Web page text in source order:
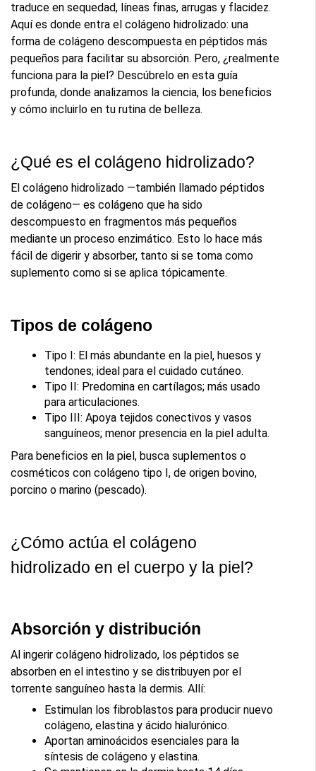
traduce en sequedad, líneas finas, arrugas y flacidez.
Aquí es donde entra el colágeno hidrolizado: una
forma de colágeno descompuesta en péptidos más
pequeños para facilitar su absorción. Pero, ¿realmente
funciona para la piel? Descúbrelo en esta guía
profunda, donde analizamos la ciencia, los beneficios
y cómo incluirlo en tu rutina de belleza.
¿Qué es el colágeno hidrolizado?
El colágeno hidrolizado —también llamado péptidos
de colágeno— es colágeno que ha sido
descompuesto en fragmentos más pequeños
mediante un proceso enzimático. Esto lo hace más
fácil de digerir y absorber, tanto si se toma como
suplemento como si se aplica tópicamente.
Tipos de colágeno
Tipo I: El más abundante en la piel, huesos y
tendones; ideal para el cuidado cutáneo.
Tipo II: Predomina en cartílagos; más usado
para articulaciones.
Tipo III: Apoya tejidos conectivos y vasos
sanguíneos; menor presencia en la piel adulta.
Para beneficios en la piel, busca suplementos o
cosméticos con colágeno tipo I, de origen bovino,
porcino o marino (pescado).
¿Cómo actúa el colágeno
hidrolizado en el cuerpo y la piel?
Absorción y distribución
Al ingerir colágeno hidrolizado, los péptidos se
absorben en el intestino y se distribuyen por el
torrente sanguíneo hasta la dermis. Allí:
Estimulan los fibroblastos para producir nuevo
colágeno, elastina y ácido hialurónico.
Aportan aminoácidos esenciales para la
síntesis de colágeno y elastina.